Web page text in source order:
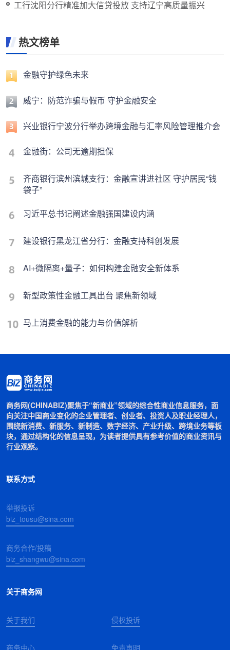
工行沈阳分行精准加大信贷投放 支持辽宁高质量振兴
热文榜单
金融守护绿色未来
威宁：防范诈骗与假币 守护金融安全
兴业银行宁波分行举办跨境金融与汇率风险管理推介会
金融街：公司无逾期担保
齐商银行滨州滨城支行：金融宣讲进社区 守护居民“钱
袋子”
习近平总书记阐述金融强国建设内涵
建设银行黑龙江省分行：金融支持科创发展
AI+微隔离+量子：如何构建金融安全新体系
新型政策性金融工具出台 聚焦新领域
马上消费金融的能力与价值解析
商务网(CHINABIZ)聚焦于“新商业”领域的综合性商业信息服务，面
向关注中国商业变化的企业管理者、创业者、投资人及职业经理人，
围绕新消费、新服务、新制造、数字经济、产业升级、跨境业务等板
块，通过结构化的信息呈现，为读者提供具有参考价值的商业资讯与
行业观察。
联系方式
举报投诉
biz_tousu@sina.com
商务合作/投稿
biz_shangwu@sina.com
关于商务网
关于我们 侵权投诉
商务中心 免责声明